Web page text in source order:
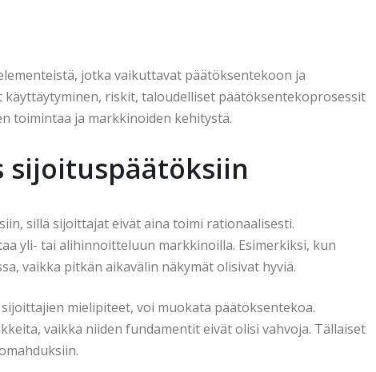
jotka vaikuttavat päätöksentekoon ja
riskit, taloudelliset päätöksentekoprosessit
toimintaa ja markkinoiden kehitystä.
sijoituspäätöksiin
sillä sijoittajat eivät aina toimi rationaalisesti.
yli- tai alihinnoitteluun markkinoilla. Esimerkiksi, kun
vaikka pitkän aikavälin näkymät olisivat hyviä.
mielipiteet, voi muokata päätöksentekoa.
vaikka niiden fundamentit eivät olisi vahvoja. Tällaiset